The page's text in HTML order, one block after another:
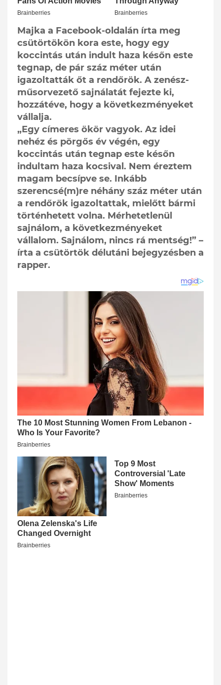
Majka a Facebook-oldalán írta meg
csütörtökön kora este, hogy egy
koccintás után indult haza későn este
tegnap, de pár száz méter után
igazoltatták őt a rendőrök. A zenész-
műsorvezető sajnálatát fejezte ki,
hozzátéve, hogy a következményeket
vállalja.
„Egy címeres ökör vagyok. Az idei
nehéz és pörgős év végén, egy
koccintás után tegnap este későn
indultam haza kocsival. Nem éreztem
magam becsípve se. Inkább
szerencsé(m)re néhány száz méter után
a rendőrök igazoltattak, mielőtt bármi
történhetett volna. Mérhetetlenül
sajnálom, a következményeket
vállalom. Sajnálom, nincs rá mentség!” –
írta a csütörtök délutáni bejegyzésben a
rapper.